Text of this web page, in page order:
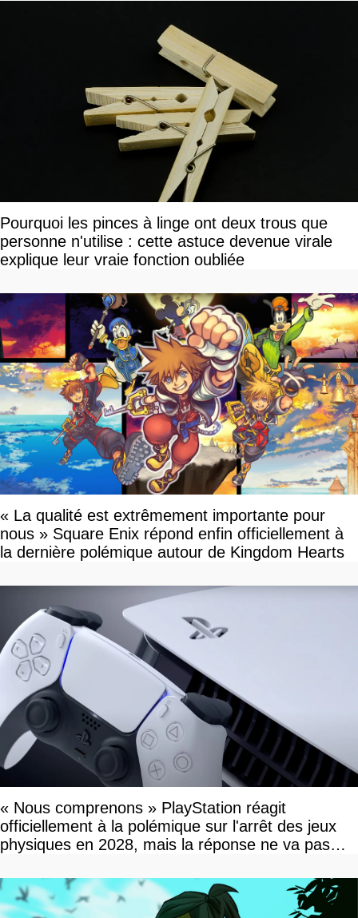
Pourquoi les pinces à linge ont deux trous que
personne n'utilise : cette astuce devenue virale
explique leur vraie fonction oubliée
« La qualité est extrêmement importante pour
nous » Square Enix répond enfin officiellement à
la dernière polémique autour de Kingdom Hearts
« Nous comprenons » PlayStation réagit
officiellement à la polémique sur l'arrêt des jeux
physiques en 2028, mais la réponse ne va pas